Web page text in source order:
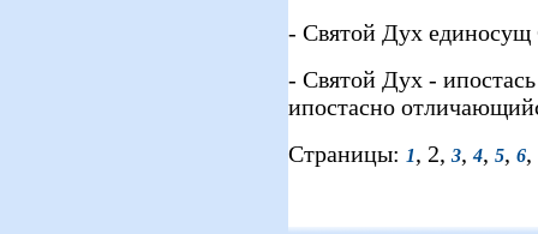
- Святой Дух
- Святой Дух -
ипостасно
Страницы: 1, 2, 3,4, 5, 6,